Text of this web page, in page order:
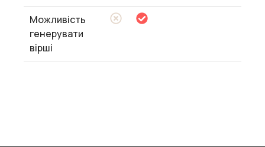
Можливість
генерувати
вірші